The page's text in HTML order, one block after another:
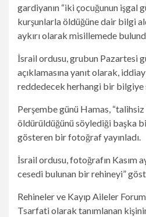
gardiyanın “iki çocuğunun işgal
kurşunlarla öldüğüne dair bilgi
aykırı olarak misillemede
İsrail ordusu, grubun Pazartesi
açıklamasına yanıt olarak,
reddedecek herhangi bir bilgiye
Perşembe günü Hamas,
öldürüldüğünü söylediği başka
gösteren bir fotoğraf yayınladı.
İsrail ordusu, fotoğrafın Kasım
cesedi bulunan bir rehineyi”
Rehineler ve Kayıp Aileler
Tsarfati olarak tanımlanan kişinin